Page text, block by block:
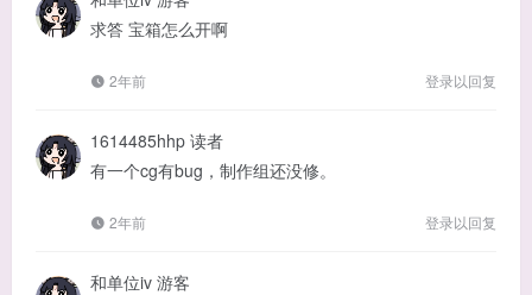
求答 宝箱怎么开啊
2年前 登录以回复
1614485hhp 读者
有一个cg有bug，制作组还没修。
2年前 登录以回复
和单位iv 游客